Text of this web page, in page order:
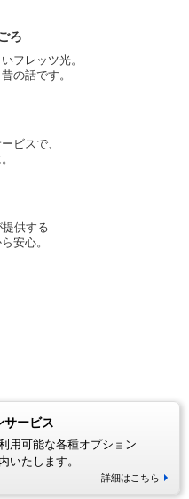
ろ
フレッツ光。
の話です。
ビスで、
供する
安心。
サービス
用可能な各種オプション
いたします。
詳細はこちら